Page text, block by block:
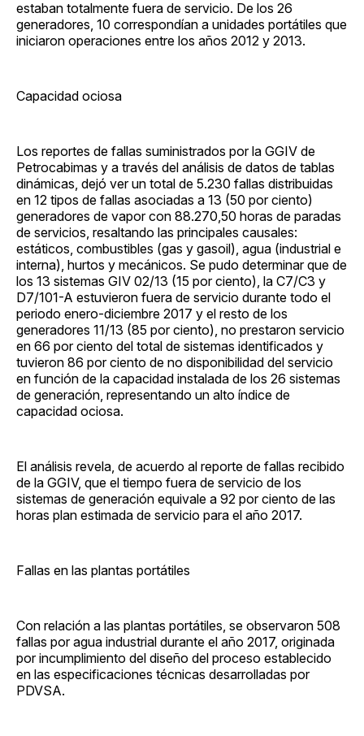
estaban totalmente fuera de servicio. De los 26
generadores, 10 correspondían a unidades portátiles que
iniciaron operaciones entre los años 2012 y 2013.
Capacidad ociosa
Los reportes de fallas suministrados por la GGIV de
Petrocabimas y a través del análisis de datos de tablas
dinámicas, dejó ver un total de 5.230 fallas distribuidas
en 12 tipos de fallas asociadas a 13 (50 por ciento)
generadores de vapor con 88.270,50 horas de paradas
de servicios, resaltando las principales causales:
estáticos, combustibles (gas y gasoil), agua (industrial e
interna), hurtos y mecánicos. Se pudo determinar que de
los 13 sistemas GIV 02/13 (15 por ciento), la C7/C3 y
D7/101-A estuvieron fuera de servicio durante todo el
periodo enero-diciembre 2017 y el resto de los
generadores 11/13 (85 por ciento), no prestaron servicio
en 66 por ciento del total de sistemas identificados y
tuvieron 86 por ciento de no disponibilidad del servicio
en función de la capacidad instalada de los 26 sistemas
de generación, representando un alto índice de
capacidad ociosa.
El análisis revela, de acuerdo al reporte de fallas recibido
de la GGIV, que el tiempo fuera de servicio de los
sistemas de generación equivale a 92 por ciento de las
horas plan estimada de servicio para el año 2017.
Fallas en las plantas portátiles
Con relación a las plantas portátiles, se observaron 508
fallas por agua industrial durante el año 2017, originada
por incumplimiento del diseño del proceso establecido
en las especificaciones técnicas desarrolladas por
PDVSA.